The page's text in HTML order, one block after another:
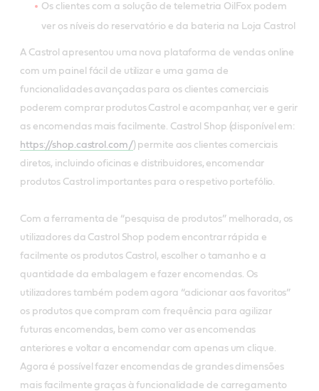
Os clientes com a solução de telemetria OilFox podem
ver os níveis do reservatório e da bateria na Loja Castrol
A Castrol apresentou uma nova plataforma de vendas online
com um painel fácil de utilizar e uma gama de
funcionalidades avançadas para os clientes comerciais
poderem comprar produtos Castrol e acompanhar, ver e gerir
as encomendas mais facilmente. Castrol Shop (disponível em:
https://shop.castrol.com/) permite aos clientes comerciais
diretos, incluindo oficinas e distribuidores, encomendar
produtos Castrol importantes para o respetivo portefólio.
Com a ferramenta de “pesquisa de produtos” melhorada, os
utilizadores da Castrol Shop podem encontrar rápida e
facilmente os produtos Castrol, escolher o tamanho e a
quantidade da embalagem e fazer encomendas. Os
utilizadores também podem agora “adicionar aos favoritos”
os produtos que compram com frequência para agilizar
futuras encomendas, bem como ver as encomendas
anteriores e voltar a encomendar com apenas um clique.
Agora é possível fazer encomendas de grandes dimensões
mais facilmente graças à funcionalidade de carregamento